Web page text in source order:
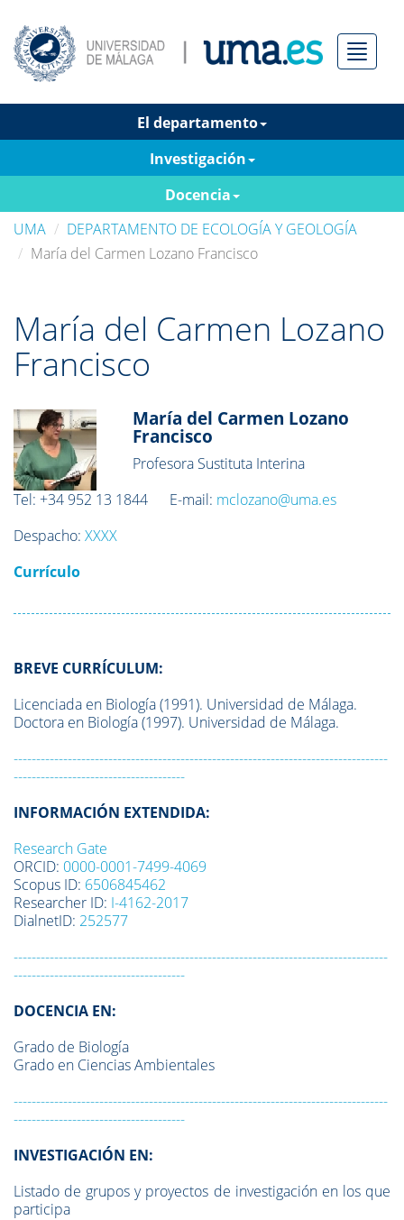
Menú
El departamento
Investigación
Docencia
UMA
DEPARTAMENTO DE ECOLOGÍA Y GEOLOGÍA
María del Carmen Lozano Francisco
María del Carmen Lozano
Francisco
María del Carmen Lozano
Francisco
Profesora Sustituta Interina
Tel: +34 952 13 1844
E-mail: mclozano@uma.es
Despacho: XXXX
Currículo
BREVE CURRÍCULUM:
Licenciada en Biología (1991). Universidad de Málaga.
Doctora en Biología (1997). Universidad de Málaga.
-----------------------------------------------------------------------------------
--------------------------------------
INFORMACIÓN EXTENDIDA:
Research Gate
ORCID: 0000-0001-7499-4069
Scopus ID: 6506845462
Researcher ID: I-4162-2017
DialnetID: 252577
-----------------------------------------------------------------------------------
--------------------------------------
DOCENCIA EN:
Grado de Biología
Grado en Ciencias Ambientales
-----------------------------------------------------------------------------------
--------------------------------------
INVESTIGACIÓN EN:
Listado de grupos y proyectos de investigación en los que
participa